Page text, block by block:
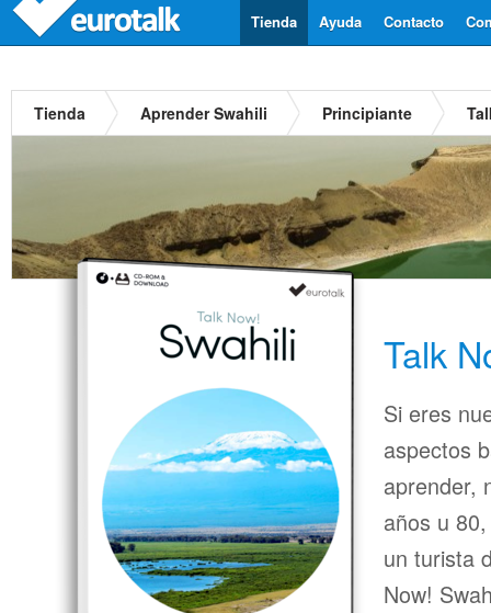
Contacto
Ayuda
Tienda
Tienda Aprender Swahili Principiante
Talk
Si eres
aspectos
aprender,
años u
un turista
Now!